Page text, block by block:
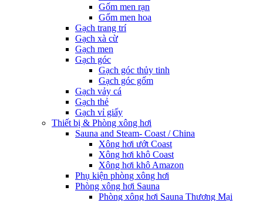
Gốm men rạn
Gốm men hoa
Gạch trang trí
Gạch xà cừ
Gạch men
Gạch góc
Gạch góc thủy tinh
Gạch góc gốm
Gạch vảy cá
Gạch thẻ
Gạch vỉ giấy
Thiết bị & Phòng xông hơi
Sauna and Steam- Coast / China
Xông hơi ướt Coast
Xông hơi khô Coast
Xông hơi khô Amazon
Phụ kiện phòng xông hơi
Phòng xông hơi Sauna
Phòng xông hơi Sauna Thương Mại